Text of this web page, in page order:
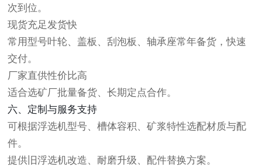
次到位。
现货充足发货快
常用型号叶轮、盖板、刮泡板、轴承座常年备货，快速
交付。
厂家直供性价比高
适合选矿厂批量备货、长期定点合作。
六、定制与服务支持
可根据浮选机型号、槽体容积、矿浆特性选配材质与配
件。
提供旧浮选机改造、耐磨升级、配件替换方案。